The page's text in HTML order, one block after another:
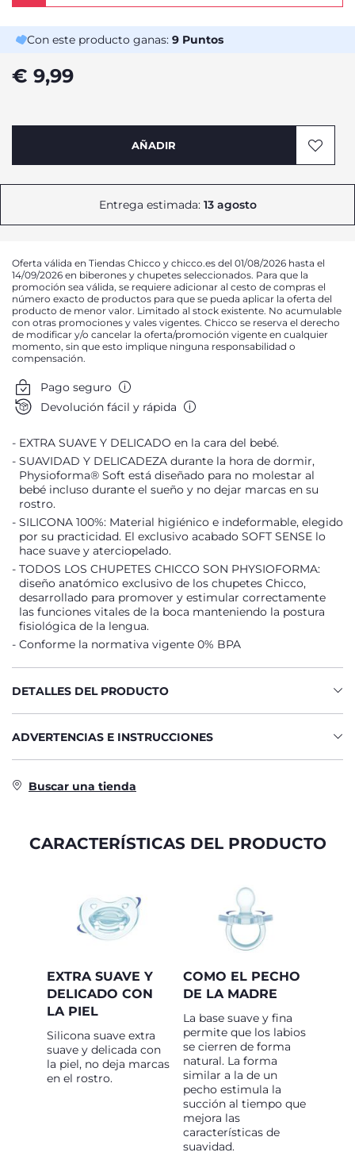
Con este producto ganas: 9 Puntos
€ 9,99
AÑADIR
Entrega estimada: 13 agosto
Oferta válida en Tiendas Chicco y chicco.es del 01/08/2026 hasta el
14/09/2026 en biberones y chupetes seleccionados. Para que la
promoción sea válida, se requiere adicionar al cesto de compras el
número exacto de productos para que se pueda aplicar la oferta del
producto de menor valor. Limitado al stock existente. No acumulable
con otras promociones y vales vigentes. Chicco se reserva el derecho
de modificar y/o cancelar la oferta/promoción vigente en cualquier
momento, sin que esto implique ninguna responsabilidad o
compensación.
Pago seguro
Devolución fácil y rápida
EXTRA SUAVE Y DELICADO en la cara del bebé.
SUAVIDAD Y DELICADEZA durante la hora de dormir,
Physioforma® Soft está diseñado para no molestar al
bebé incluso durante el sueño y no dejar marcas en su
rostro.
SILICONA 100%: Material higiénico e indeformable, elegido
por su practicidad. El exclusivo acabado SOFT SENSE lo
hace suave y aterciopelado.
TODOS LOS CHUPETES CHICCO SON PHYSIOFORMA:
diseño anatómico exclusivo de los chupetes Chicco,
desarrollado para promover y estimular correctamente
las funciones vitales de la boca manteniendo la postura
fisiológica de la lengua.
Conforme la normativa vigente 0% BPA
DETALLES DEL PRODUCTO
ADVERTENCIAS E INSTRUCCIONES
Buscar una tienda
CARACTERÍSTICAS DEL PRODUCTO
EXTRA SUAVE Y
DELICADO CON
LA PIEL
Silicona suave extra
suave y delicada con
la piel, no deja marcas
en el rostro.
COMO EL PECHO
DE LA MADRE
La base suave y fina
permite que los labios
se cierren de forma
natural. La forma
similar a la de un
pecho estimula la
succión al tiempo que
mejora las
características de
suavidad.